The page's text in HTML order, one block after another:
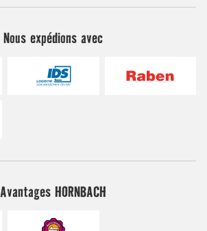
Nous expédions avec
Avantages HORNBACH